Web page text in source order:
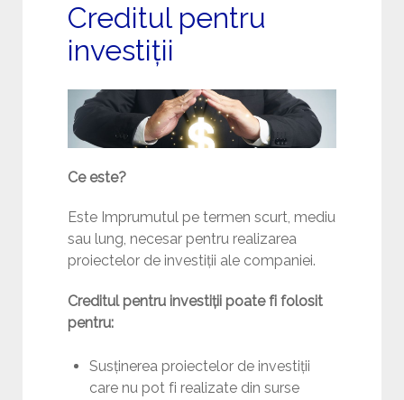
Creditul pentru
investiții
Ce este?
Este Imprumutul pe termen scurt, mediu
sau lung, necesar pentru realizarea
proiectelor de investiții ale companiei.
Creditul pentru investiții poate fi folosit
pentru:
Susținerea proiectelor de investiții
care nu pot fi realizate din surse